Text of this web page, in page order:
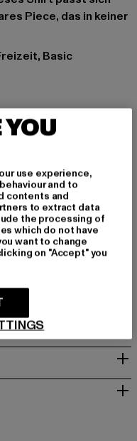
Piece, das in keiner
Basic
Baumwolle
|info@tbint.de
Ober-Ramstadt |
use experience,
and to
contents and
to extract data
the processing of
which do not have
want to change
on "Accept" you